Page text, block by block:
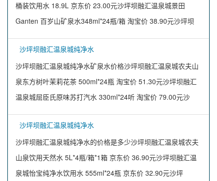
桶装饮用水 18.9L 京东价 23.00元沙坪坝融汇温泉城景田
Ganten 百岁山矿泉水348ml*24瓶/箱 淘宝价 38.90元沙坪坝
沙坪坝融汇温泉城纯净水
沙坪坝融汇温泉城纯净水矿泉水价格沙坪坝融汇温泉城农夫山
泉东方树叶茉莉花茶 500ml*24瓶 淘宝价 51.30元沙坪坝融汇
温泉城屈臣氏原味苏打汽水 330ml*24听 淘宝价 79.00元沙
沙坪坝融汇温泉城纯净水
沙坪坝融汇温泉城纯净水的价格是多少沙坪坝融汇温泉城农夫
山泉饮用天然水 5L*4瓶/箱*1箱 京东价 36.90元沙坪坝融汇温
泉城怡宝纯净水饮用水 555ml*24瓶 京东价 32.90元沙坪